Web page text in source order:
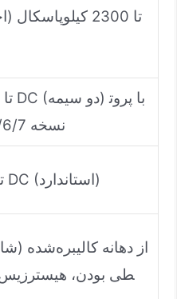
کل HART® نسخه 5/6/7
10.5 تا 42 ولت DC (استاندارد)
طی بودن، هیسترزیس